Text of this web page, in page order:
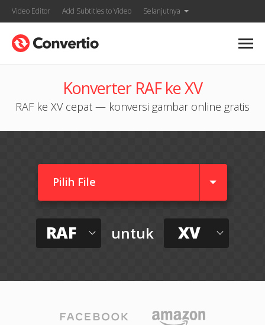
Video Editor Add Subtitles to Video Selanjutnya
Konverter RAF ke XV
RAF ke XV cepat — konversi gambar online gratis
Pilih File
RAF untuk XV